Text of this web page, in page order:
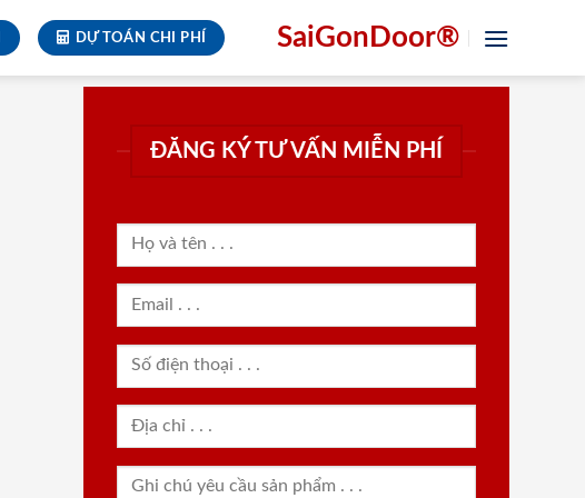
DỰ TOÁN CHI PHÍ SaiGonDoor®
ĐĂNG KÝ TƯ VẤN MIỄN PHÍ